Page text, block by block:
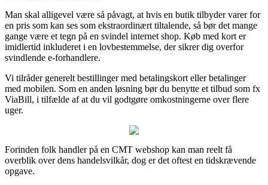
Man skal alligevel være så påvagt, at hvis en butik tilbyder varer for
en pris som kan ses som ekstraordinært tiltalende, så bør det mange
gange være et tegn på en svindel internet shop. Køb med kort er
imidlertid inkluderet i en lovbestemmelse, der sikrer dig overfor
svindlende e-forhandlere.
Vi tilråder generelt bestillinger med betalingskort eller betalinger
med mobilen. Som en anden løsning bør du benytte et tilbud som fx
ViaBill, i tilfælde af at du vil godtgøre omkostningerne over flere
uger.
Forinden folk handler på en CMT webshop kan man reelt få
overblik over dens handelsvilkår, dog er det oftest en tidskrævende
opgave.